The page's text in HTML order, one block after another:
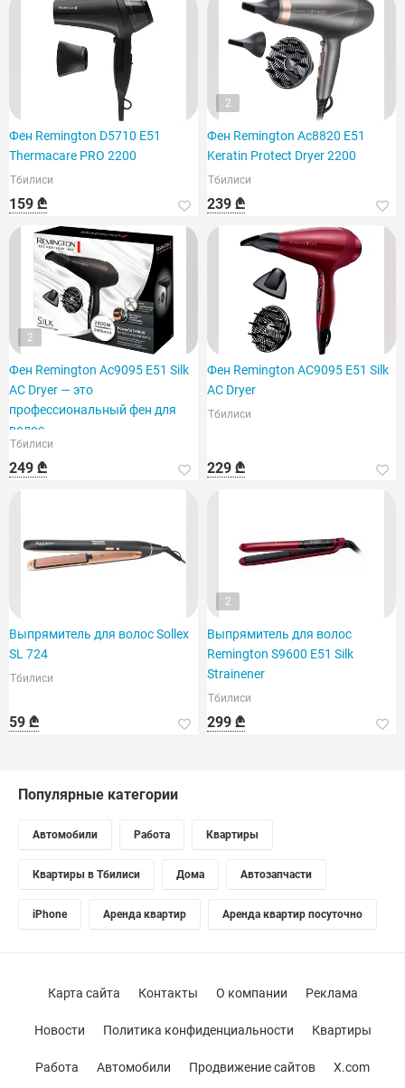
Фен Remington D5710 E51
Thermacare PRO 2200
Тбилиси
159 ₾
2
Фен Remington Ac8820 E51
Keratin Protect Dryer 2200
Тбилиси
239 ₾
2
Фен Remington Ac9095 E51 Silk
AC Dryer — это
профессиональный фен для
волос.
Тбилиси
249 ₾
Фен Remington AC9095 E51 Silk
AC Dryer
Тбилиси
229 ₾
Выпрямитель для волос Sollex
SL 724
Тбилиси
59 ₾
2
Выпрямитель для волос
Remington S9600 E51 Silk
Strainener
Тбилиси
299 ₾
Популярные категории
Автомобили Работа Квартиры
Квартиры в Тбилиси Дома Автозапчасти
iPhone Аренда квартир Аренда квартир посуточно
Карта сайта Контакты О компании Реклама
Новости Политика конфиденциальности Квартиры
Работа Автомобили Продвижение сайтов X.com